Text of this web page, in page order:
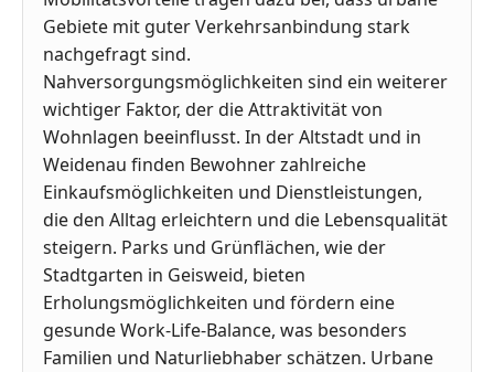
Gebiete mit guter Verkehrsanbindung stark
nachgefragt sind.
Nahversorgungsmöglichkeiten sind ein weiterer
wichtiger Faktor, der die Attraktivität von
Wohnlagen beeinflusst. In der Altstadt und in
Weidenau finden Bewohner zahlreiche
Einkaufsmöglichkeiten und Dienstleistungen,
die den Alltag erleichtern und die Lebensqualität
steigern. Parks und Grünflächen, wie der
Stadtgarten in Geisweid, bieten
Erholungsmöglichkeiten und fördern eine
gesunde Work-Life-Balance, was besonders
Familien und Naturliebhaber schätzen. Urbane